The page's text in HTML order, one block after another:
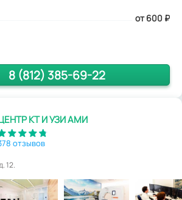
от 600 ₽
8 (812) 385-69-22
КТ И УЗИ АМИ
отзывов
12.